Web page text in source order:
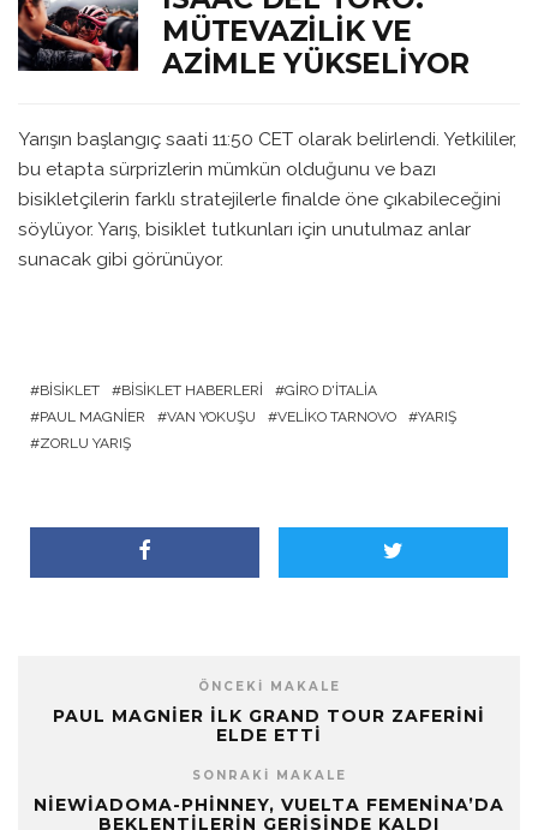
MÜTEVAZILIK VE
AZIMLE YÜKSELIYOR
Yarışın başlangıç saati 11:50 CET olarak belirlendi. Yetkililer,
bu etapta sürprizlerin mümkün olduğunu ve bazı
bisikletçilerin farklı stratejilerle finalde öne çıkabileceğini
söylüyor. Yarış, bisiklet tutkunları için unutulmaz anlar
sunacak gibi görünüyor.
BISIKLET BISIKLET HABERLERI
GIRO D'ITALIA
PAUL MAGNIER
VAN YOKUŞU VELIKO TARNOVO
YARIŞ
ZORLU YARIŞ
ÖNCEKI MAKALE
PAUL MAGNIER İLK GRAND TOUR ZAFERINI
ELDE ETTI
SONRAKI MAKALE
NIEWIADOMA-PHINNEY, VUELTA FEMENINA’DA
BEKLENTILERIN GERISINDE KALDI